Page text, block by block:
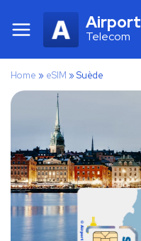
Airport
Telecom
Home » eSIM »Suède